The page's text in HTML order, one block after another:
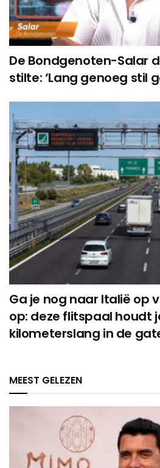
De Bondgenoten-Salar
stilte: ‘Lang genoeg stil
Ga je nog naar Italië op
op: deze flitspaal houdt
kilometerslang in de
MEEST GELEZEN